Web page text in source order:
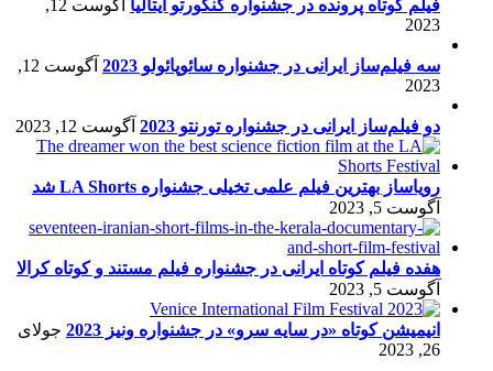
فیلم کوتاه پرونده در جشنواره کنکورتو ایتالیا
آگوست 12,
2023
سه فیلم‌ساز ایرانی در جشنواره سائوپائولو 2023
آگوست 12,
2023
دو فیلم‌ساز ایرانی در جشنواره تورنتو 2023 آگوست 12, 2023
رویاساز بهترین فیلم علمی تخیلی جشنواره LA Shorts شد
آگوست 5, 2023
هفده فیلم کوتاه ایرانی در جشنواره فیلم مستند و کوتاه کرالا
آگوست 5, 2023
انیمیشن کوتاه «در سایه سرو» در جشنواره ونیز 2023
جولای
26, 2023